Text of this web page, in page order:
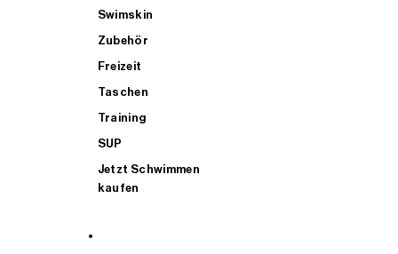
Swimskin
Zubehör
Freizeit
Taschen
Training
SUP
Jetzt Schwimmen
kaufen